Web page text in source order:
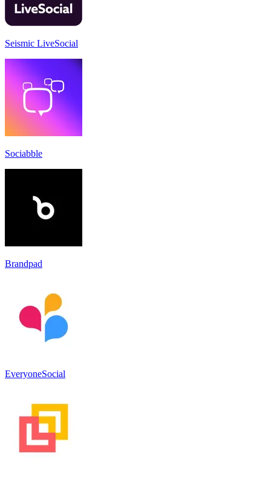
Seismic LiveSocial
Sociabble
Brandpad
EveryoneSocial